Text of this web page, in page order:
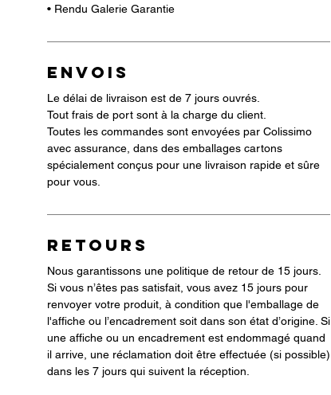
• Rendu Galerie Garantie
ENVOIS
Le délai de livraison est de 7 jours ouvrés.
Tout frais de port sont à la charge du client.
Toutes les commandes sont envoyées par Colissimo
avec assurance, dans des emballages cartons
spécialement conçus pour une livraison rapide et sûre
pour vous.
RETOURS
Nous garantissons une politique de retour de 15 jours.
Si vous n’êtes pas satisfait, vous avez 15 jours pour
renvoyer votre produit, à condition que l'emballage de
l'affiche ou l’encadrement soit dans son état d’origine. Si
une affiche ou un encadrement est endommagé quand
il arrive, une réclamation doit être effectuée (si possible)
dans les 7 jours qui suivent la réception.